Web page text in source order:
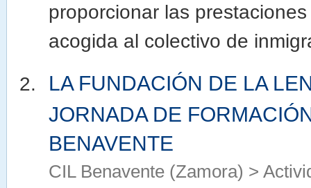
proporcionar las
acogida al colectivo de
LA FUNDACIÓN DE LA
JORNADA DE
BENAVENTE
CIL Benavente (Zamora) >